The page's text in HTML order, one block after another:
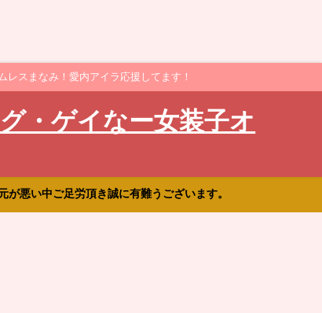
スまなみ！愛内アイラ応援してます！
・ゲイなー女装子オ
悪い中ご足労頂き誠に有難うございます。